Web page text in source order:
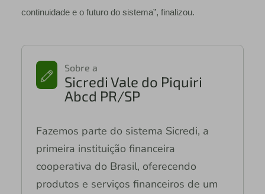
continuidade e o futuro do sistema”, finalizou.
Sobre a
Sicredi Vale do Piquiri
Abcd PR/SP
Fazemos parte do sistema Sicredi, a
primeira instituição financeira
cooperativa do Brasil, oferecendo
produtos e serviços financeiros de um